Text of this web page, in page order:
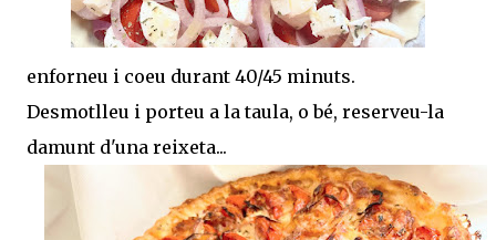
enforneu i coeu durant 40/45 minuts.
Desmotlleu i porteu a la taula, o bé, reserveu-la
damunt d'una reixeta...